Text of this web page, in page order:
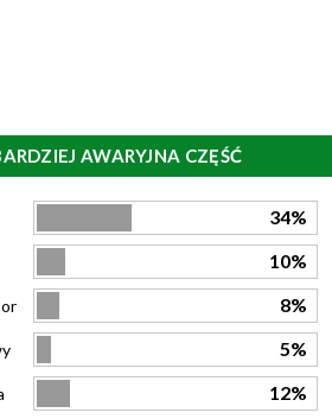
AWARYJNA CZĘŚĆ
34%
10%
8%
5%
12%